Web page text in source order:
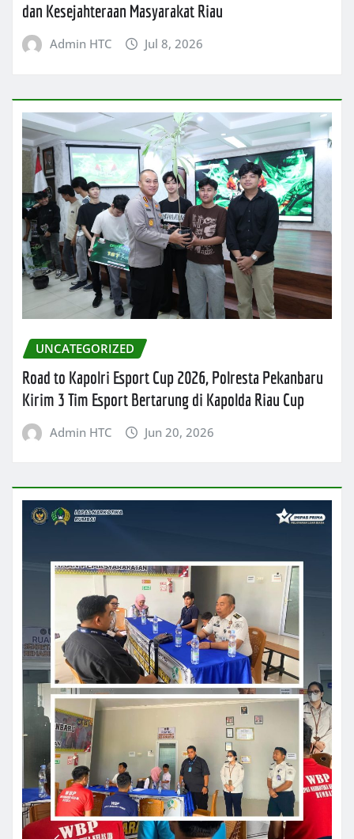
dan Kesejahteraan Masyarakat Riau
Admin HTC Jul 8, 2026
UNCATEGORIZED
Road to Kapolri Esport Cup 2026, Polresta Pekanbaru
Kirim 3 Tim Esport Bertarung di Kapolda Riau Cup
Admin HTC Jun 20, 2026